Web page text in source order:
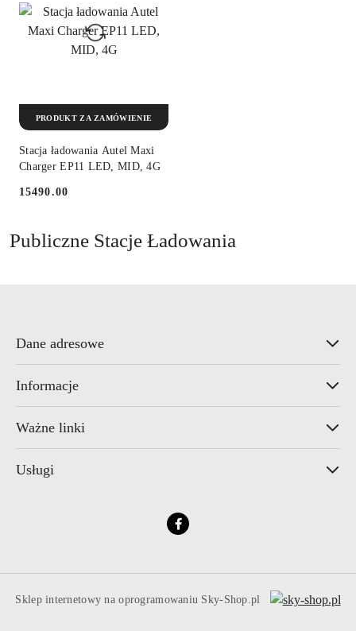
Stacja ładowania Autel Maxi
Charger EP11 LED, MID, 4G
Cena:
15490.00
PRODUKT ZA ZAMÓWIENIE
Publiczne Stacje Ładowania
Dane adresowe
Informacje
Ważne linki
Usługi
Sklep internetowy na oprogramowaniu Sky-Shop.pl